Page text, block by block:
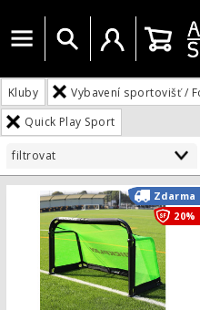
Menu Vyhledat UživatelskýKošík
Kluby
Vybavení sportovišť /
Quick Play Sport
filtrovat
Zdarma
20%